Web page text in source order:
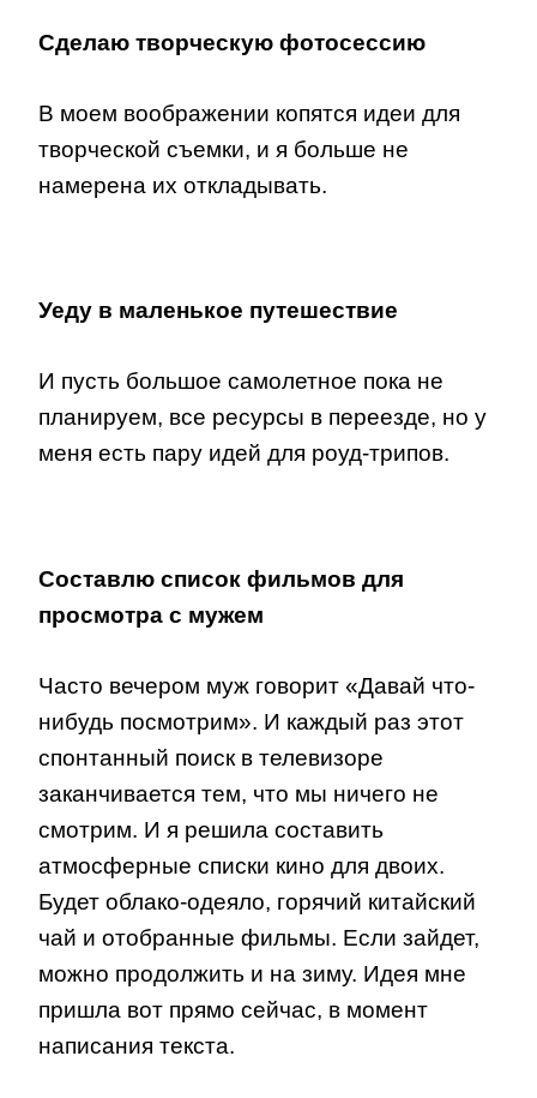
Сделаю творческую фотосессию
В моем воображении копятся идеи для
творческой съемки, и я больше не
намерена их откладывать.
Уеду в маленькое путешествие
И пусть большое самолетное пока не
планируем, все ресурсы в переезде, но у
меня есть пару идей для роуд-трипов.
Составлю список фильмов для
просмотра с мужем
Часто вечером муж говорит «Давай что-
нибудь посмотрим». И каждый раз этот
спонтанный поиск в телевизоре
заканчивается тем, что мы ничего не
смотрим. И я решила составить
атмосферные списки кино для двоих.
Будет облако-одеяло, горячий китайский
чай и отобранные фильмы. Если зайдет,
можно продолжить и на зиму. Идея мне
пришла вот прямо сейчас, в момент
написания текста.